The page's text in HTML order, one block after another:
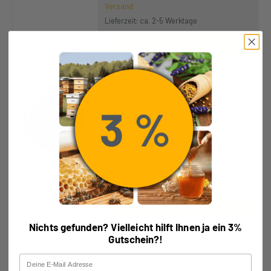
Versand
Lieferzeit: ca. 2-5 Werktage
Einzel- Deckel Matt Schwarz
0,19 €
Enthält 19% MwSt.
Lieferzeit: ca. 2-5 Werktage
Ausführung wählen
Nichts gefunden? Vielleicht hilft Ihnen ja ein 3%
Gutschein?!
Email